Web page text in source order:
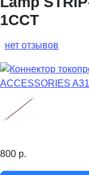
1CCT
нет отзывов
800 р.